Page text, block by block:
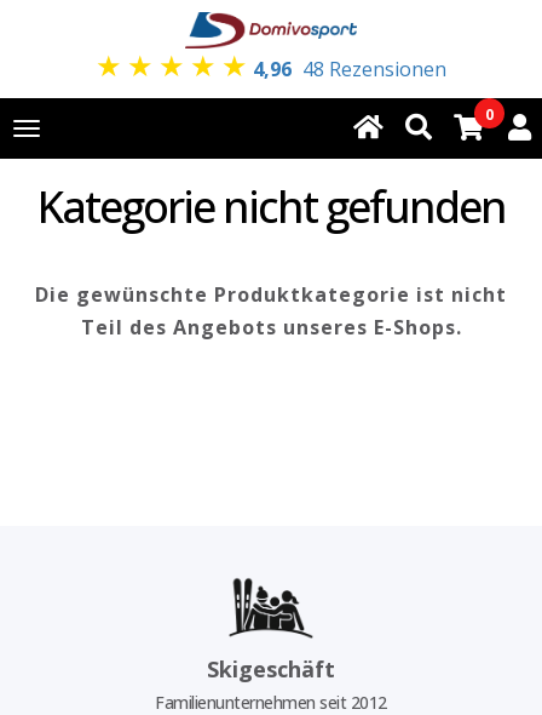
★ ★ ★ ★ ★ 4,96 48 Rezensionen
Toggle
navigation
0
Kategorie nicht gefunden
Die gewünschte Produktkategorie ist nicht
Teil des Angebots unseres E-Shops.
Skigeschäft
Familienunternehmen seit 2012